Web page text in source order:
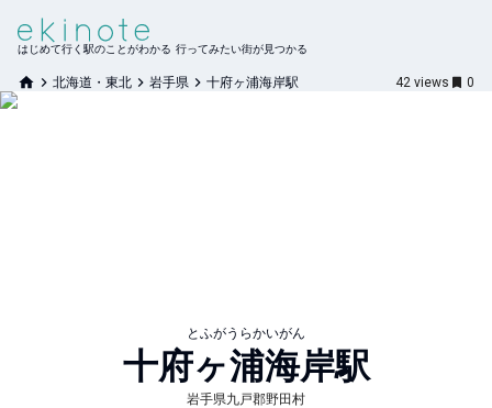
はじめて行く駅のことがわかる 行ってみたい街が見つかる
北海道・東北 岩手県 十府ヶ浦海岸駅 42 views 0
とふがうらかいがん
十府ヶ浦海岸駅
岩手県九戸郡野田村